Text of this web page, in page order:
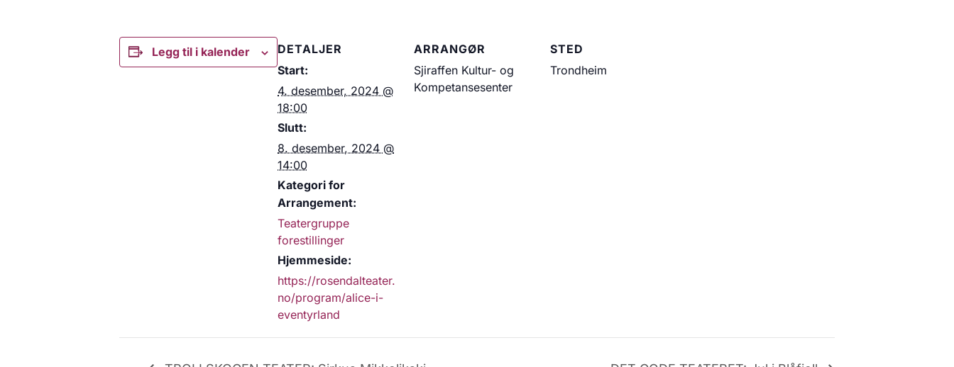
Legg til i kalender
DETALJER
Start:
4. desember, 2024 @
18:00
Slutt:
8. desember, 2024 @
14:00
Kategori for
Arrangement:
Teatergruppe
forestillinger
Hjemmeside:
https://rosendalteater.
no/program/alice-i-
eventyrland
ARRANGØR
Sjiraffen Kultur- og
Kompetansesenter
STED
Trondheim